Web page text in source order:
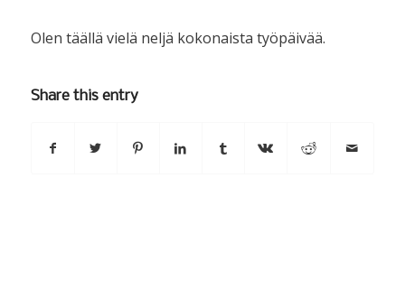
Olen täällä vielä neljä kokonaista työpäivää.
Share this entry